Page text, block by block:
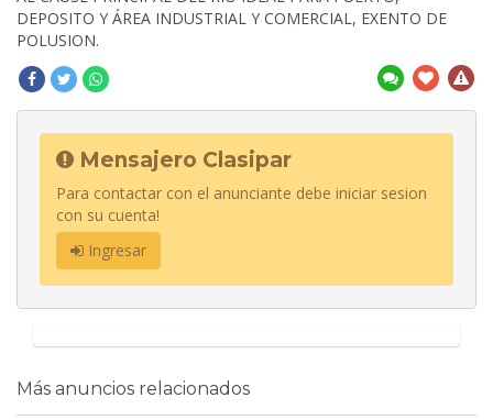
DEPOSITO Y ÁREA INDUSTRIAL Y COMERCIAL, EXENTO DE
POLUSION.
Mensajero Clasipar
Para contactar con el anunciante debe iniciar sesion
con su cuenta!
Ingresar
Más anuncios relacionados